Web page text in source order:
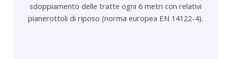
sdoppiamento delle tratte ogni 6 metri con relativi
pianerottoli di riposo (norma europea EN 14122-4).